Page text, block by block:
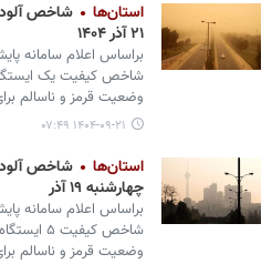
استان‌ها
شاخص
۲۱ آذر ۱۴۰۴
براساس اعلام سامانه
شاخص کیفیت یک
وضعیت قرمز و ناسالم
۱۴۰۴-۰۹-۲۱ ۰۷:۴۹
استان‌ها
شاخص
چهارشنبه ۱۹ آذر
براساس اعلام سامانه
شاخص
وضعیت قرمز و ناسالم